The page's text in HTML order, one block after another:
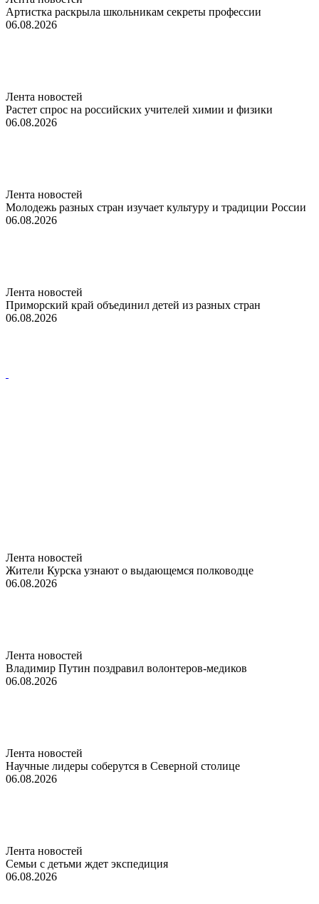
Артистка раскрыла школьникам секреты профессии
06.08.2026
Лента новостей
Растет спрос на российских учителей химии и физики
06.08.2026
Лента новостей
Молодежь разных стран изучает культуру и традиции России
06.08.2026
Лента новостей
Приморский край объединил детей из разных стран
06.08.2026
Лента новостей
Жители Курска узнают о выдающемся полководце
06.08.2026
Лента новостей
Владимир Путин поздравил волонтеров-медиков
06.08.2026
Лента новостей
Научные лидеры соберутся в Северной столице
06.08.2026
Лента новостей
Семьи с детьми ждет экспедиция
06.08.2026